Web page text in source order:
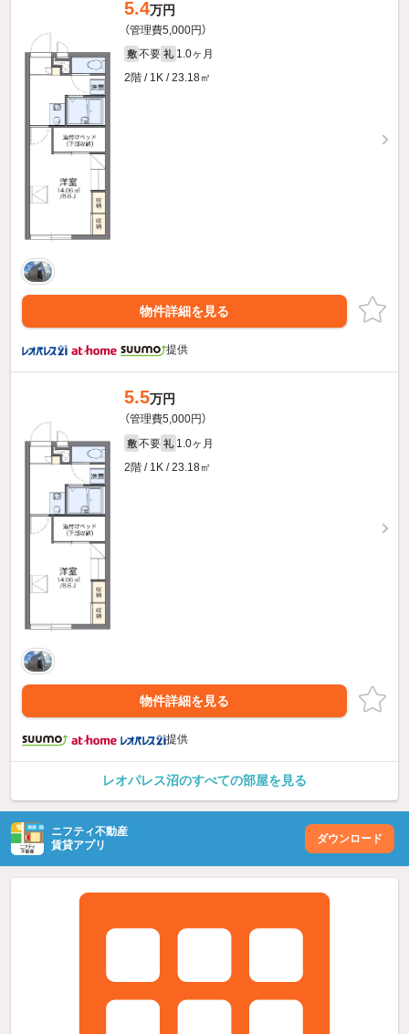
5.4万円
（管理費5,000円）
敷 不要 礼 1.0ヶ月
2階 / 1K / 23.18㎡
物件詳細を見る
提供
5.5万円
（管理費5,000円）
敷 不要 礼 1.0ヶ月
2階 / 1K / 23.18㎡
物件詳細を見る
提供
レオパレス沼のすべての部屋を見る
ニフティ不動産
賃貸アプリ
ダウンロード